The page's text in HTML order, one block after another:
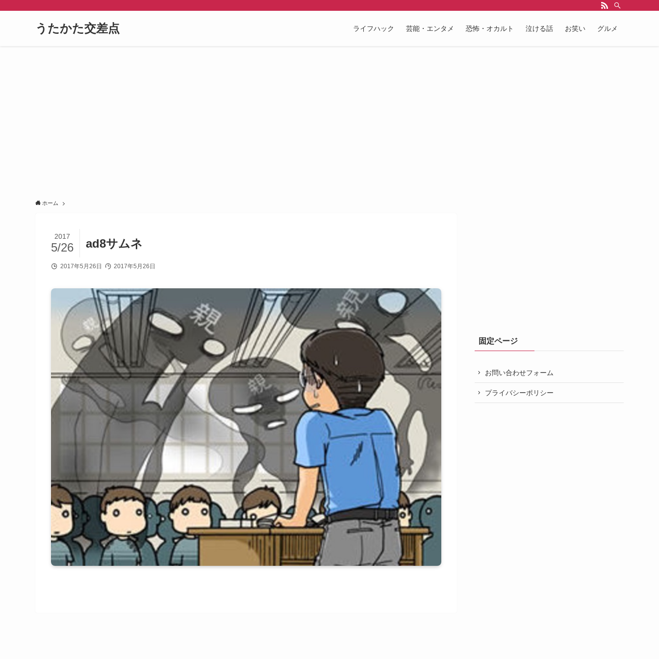
うたかた交差点 ライフハック 芸能・エンタメ 恐怖・オカルト 泣ける話 お笑い グルメ
ホーム
ad8サムネ
2017
5/26
2017年5月26日 2017年5月26日
固定ページ
お問い合わせフォーム
プライバシーポリシー